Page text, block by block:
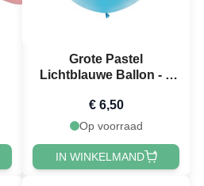
Grote Pastel
Lichtblauwe Ballon - 1
€ 6,50
Op voorraad
IN WINKELMAND